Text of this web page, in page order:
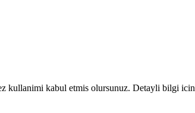
kullanimi kabul etmis olursunuz. Detayli bilgi icin